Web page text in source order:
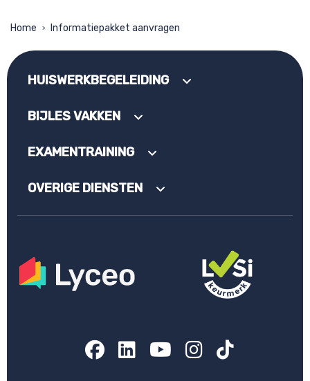
Home > Informatiepakket aanvragen
HUISWERKBEGELEIDING
BIJLES VAKKEN
EXAMENTRAINING
OVERIGE DIENSTEN
Facebook
LinkedIn
YouTube
Instagram
TikTok